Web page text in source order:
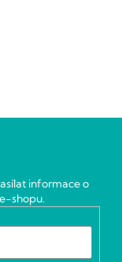
informace o
shopu.